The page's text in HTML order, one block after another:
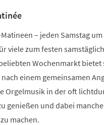
– jeden Samstag
viele zum festen
Wochenmarkt bietet
einem gemeinsamen
Orgelmusik in der oft
genießen und dabei
machen.